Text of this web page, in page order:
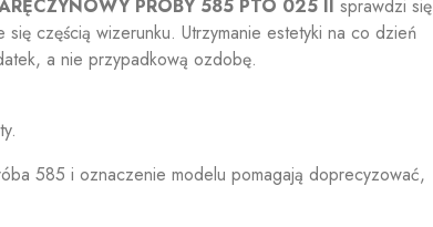
PRÓBY 585 PTO 025 II sprawdzi się
częścią wizerunku. Utrzymanie estetyki na co dzień
a nie przypadkową ozdobę.
585 i oznaczenie modelu pomagają doprecyzować,